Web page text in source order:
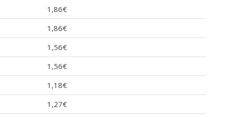
1,86€
1,86€
1,56€
1,56€
1,18€
1,27€